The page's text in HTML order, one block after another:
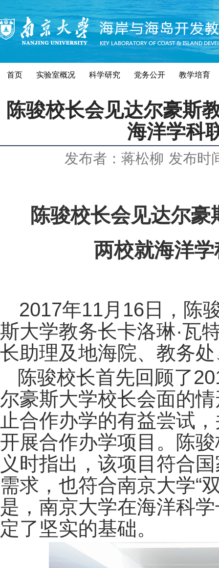
首页 实验室概况 科学研究 党务公开 教学培育
陈骏校长会见达尔豪斯
海洋学科
发布者：蒋松柳 发布时
陈骏校长会见达尔
两校就海洋
2017年11月16日，陈
斯大学教务长卡洛琳·瓦
长助理及地海院、教务
陈骏校长首先回顾了
尔豪斯大学校长会面的
止合作办学的有益尝试
开展合作办学项目。陈
义时指出，该项目符合
需求，也符合南京大学“
是，南京大学在海洋科
定了坚实的基础。